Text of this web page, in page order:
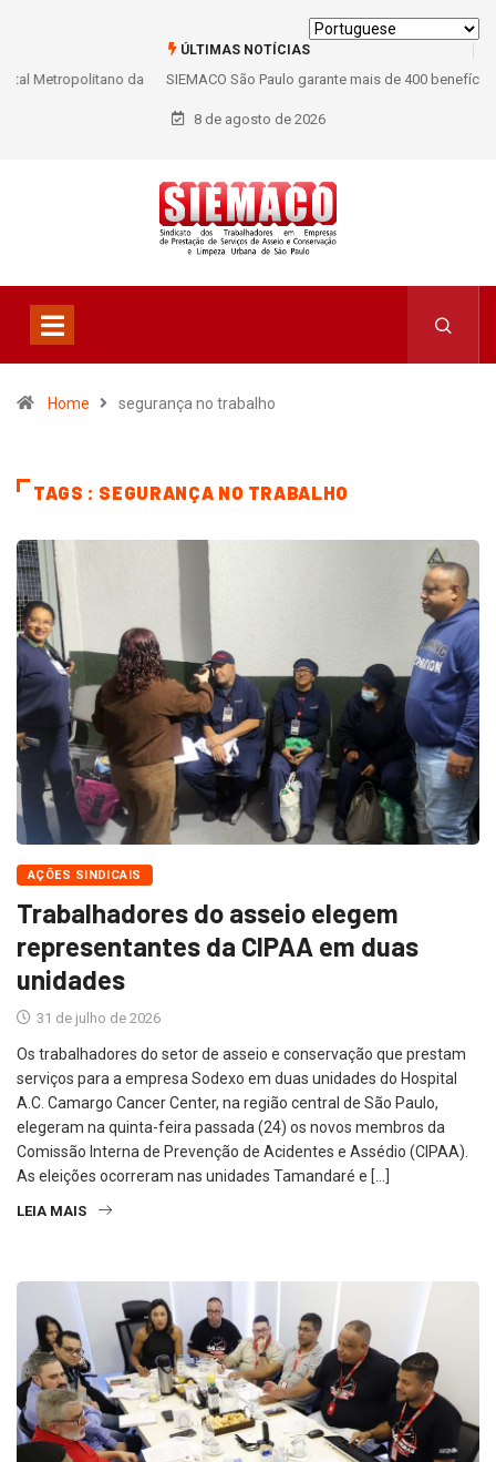
ÚLTIMAS NOTÍCIAS
SIEMACO São Paulo garante mais de 400 benefícios natalidade para
trabalhadores do Asseio em 2026
8 de agosto de 2026
Home segurança no trabalho
TAGS : SEGURANÇA NO TRABALHO
AÇÕES SINDICAIS
Trabalhadores do asseio elegem
representantes da CIPAA em duas
unidades
31 de julho de 2026
Os trabalhadores do setor de asseio e conservação que prestam
serviços para a empresa Sodexo em duas unidades do Hospital
A.C. Camargo Cancer Center, na região central de São Paulo,
elegeram na quinta-feira passada (24) os novos membros da
Comissão Interna de Prevenção de Acidentes e Assédio (CIPAA).
As eleições ocorreram nas unidades Tamandaré e […]
LEIA MAIS